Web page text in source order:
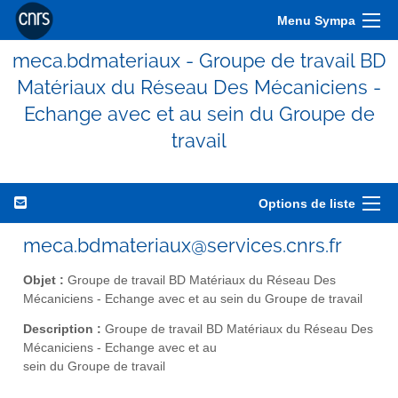
Menu Sympa
meca.bdmateriaux - Groupe de travail BD
Matériaux du Réseau Des Mécaniciens -
Echange avec et au sein du Groupe de
travail
Options de liste
meca.bdmateriaux@services.cnrs.fr
Objet : Groupe de travail BD Matériaux du Réseau Des
Mécaniciens - Echange avec et au sein du Groupe de travail
Description : Groupe de travail BD Matériaux du Réseau Des
Mécaniciens - Echange avec et au
sein du Groupe de travail